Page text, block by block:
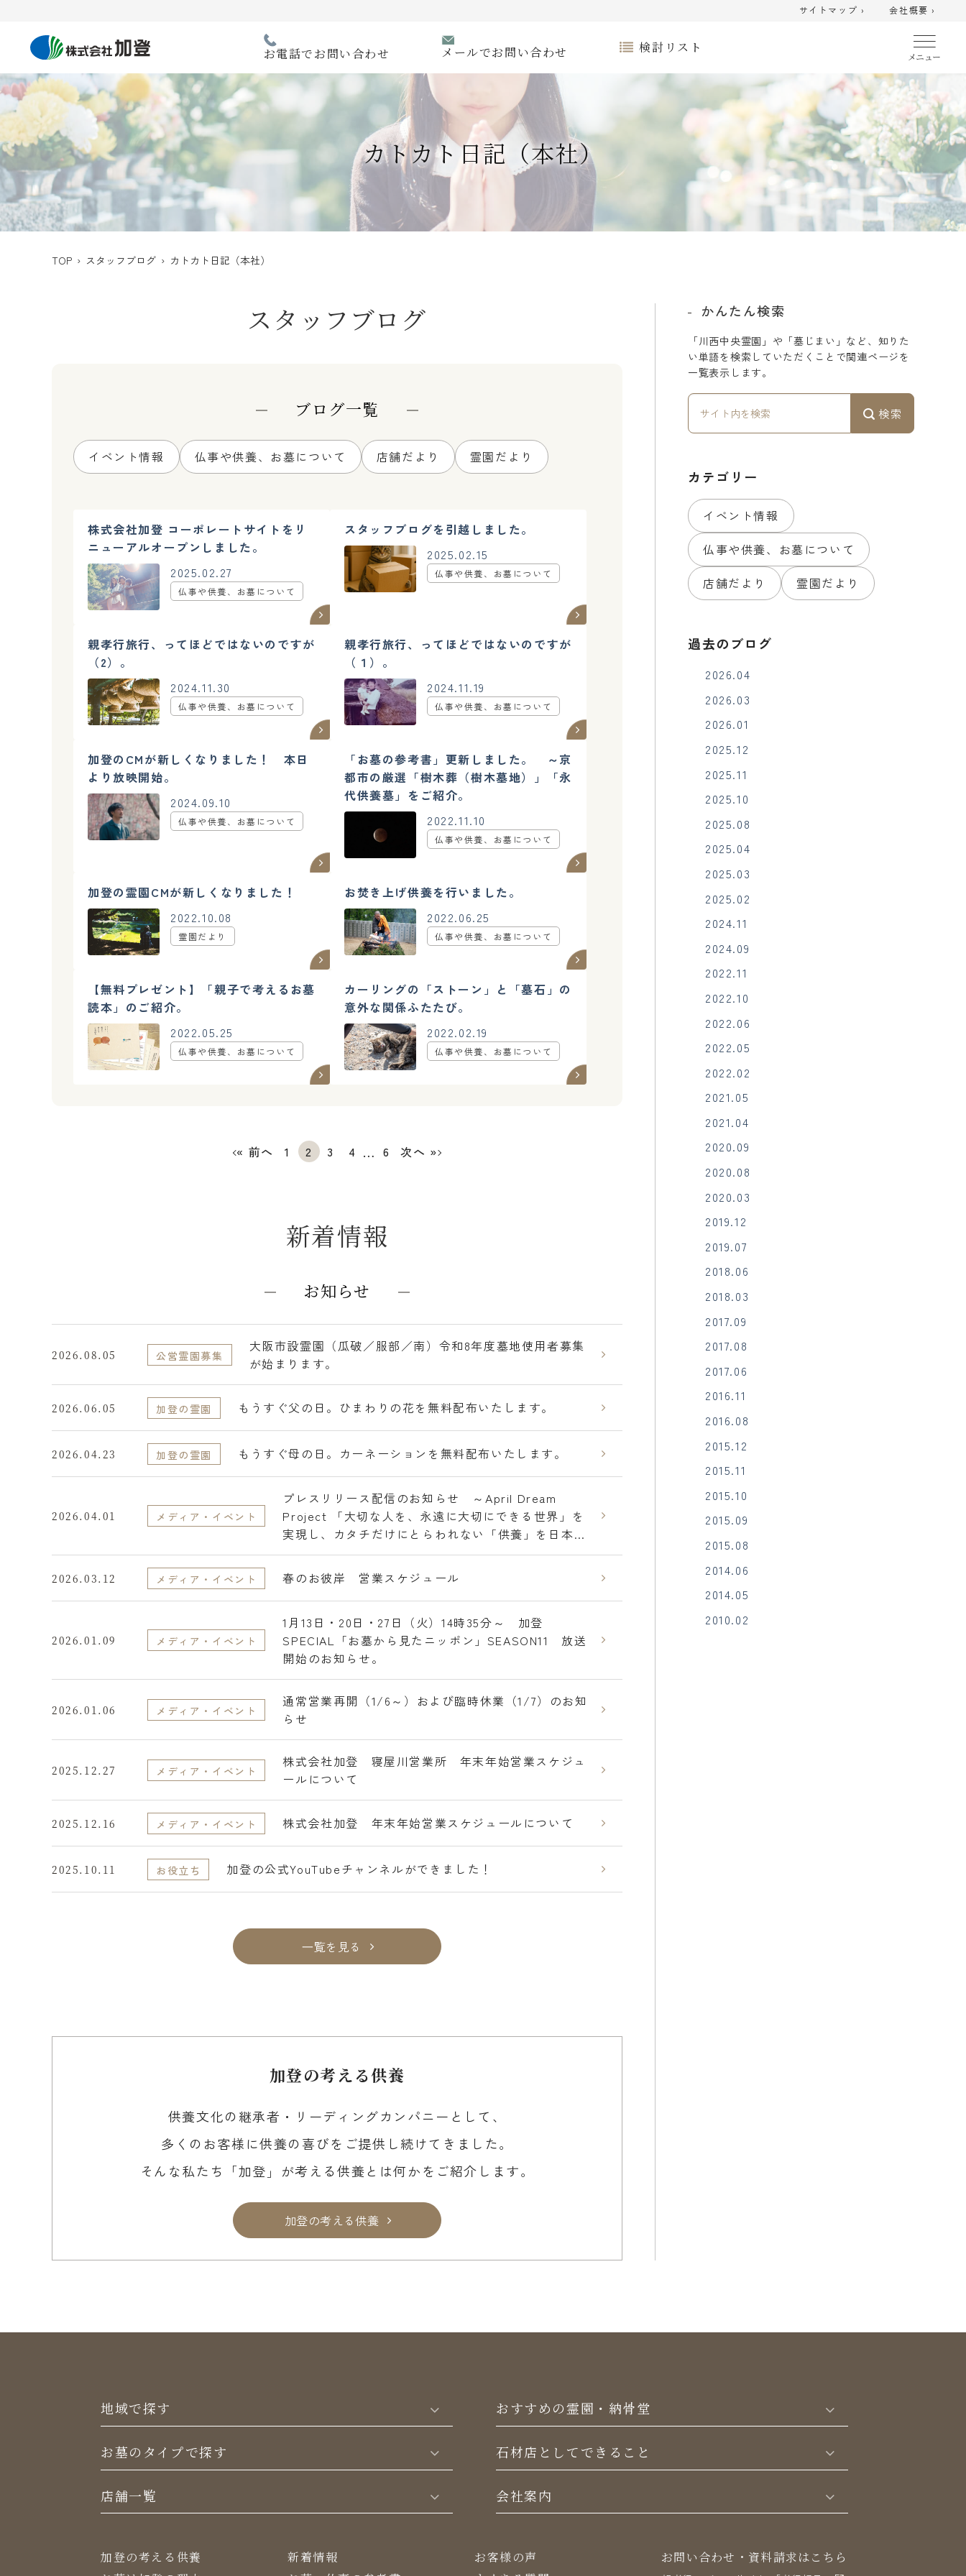
content
サイトマップ › 会社概要 ›
お電話でお問い合わせ メールでお問い合わせ 検討リスト
カトカト日記（本社）
TOP › スタッフブログ › カトカト日記（本社）
スタッフブログ
ブログ一覧
イベント情報 仏事や供養、お墓について 店舗だより 霊園だより
株式会社加登 コーポレートサイトをリ
ニューアルオープンしました。
2025.02.27
仏事や供養、お墓について
スタッフブログを引越しました。
2025.02.15
仏事や供養、お墓について
親孝行旅行、ってほどではないのですが
（2）。
2024.11.30
仏事や供養、お墓について
親孝行旅行、ってほどではないのですが
（１）。
2024.11.19
仏事や供養、お墓について
加登のCMが新しくなりました！ 本日
より放映開始。
2024.09.10
仏事や供養、お墓について
「お墓の参考書」更新しました。 ～京
都市の厳選「樹木葬（樹木墓地）」「永
代供養墓」をご紹介。
2022.11.10
仏事や供養、お墓について
加登の霊園CMが新しくなりました！
2022.10.08
霊園だより
お焚き上げ供養を行いました。
2022.06.25
仏事や供養、お墓について
【無料プレゼント】「親子で考えるお墓
読本」のご紹介。
2022.05.25
仏事や供養、お墓について
カーリングの「ストーン」と「墓石」の
意外な関係ふたたび。
2022.02.19
仏事や供養、お墓について
« 前へ 1 2 3 4 … 6 次へ »
新着情報
お知らせ
2026.08.05 公営霊園募集
大阪市設霊園（瓜破／服部／南）令和8年度墓地使用者募集
が始まります。
2026.06.05 加登の霊園 もうすぐ父の日。ひまわりの花を無料配布いたします。
2026.04.23 加登の霊園 もうすぐ母の日。カーネーションを無料配布いたします。
2026.04.01 メディア・イベント
プレスリリース配信のお知らせ ～April Dream
Project 「大切な人を、永遠に大切にできる世界」を
実現し、カタチだけにとらわれない「供養」を日本中
に広めます。～
2026.03.12 メディア・イベント 春のお彼岸 営業スケジュール
2026.01.09 メディア・イベント
1月13日・20日・27日（火）14時35分～ 加登
SPECIAL「お墓から見たニッポン」SEASON11 放送
開始のお知らせ。
2026.01.06 メディア・イベント
通常営業再開（1/6～）および臨時休業（1/7）のお知
らせ
2025.12.27 メディア・イベント
株式会社加登 寝屋川営業所 年末年始営業スケジュ
ールについて
2025.12.16 メディア・イベント 株式会社加登 年末年始営業スケジュールについて
2025.10.11 お役立ち 加登の公式YouTubeチャンネルができました！
⼀覧を見る
加登の考える供養
供養文化の継承者・リーディングカンパニーとして、
多くのお客様に供養の喜びをご提供し続けてきました。
そんな私たち「加登」が考える供養とは何かをご紹介します。
加登の考える供養
かんたん検索
「川西中央霊園」や「墓じまい」など、知りた
い単語を検索していただくことで関連ページを
一覧表示します。
検索
カテゴリー
イベント情報
仏事や供養、お墓について
店舗だより
霊園だより
過去のブログ
2026.04
2026.03
2026.01
2025.12
2025.11
2025.10
2025.08
2025.04
2025.03
2025.02
2024.11
2024.09
2022.11
2022.10
2022.06
2022.05
2022.02
2021.05
2021.04
2020.09
2020.08
2020.03
2019.12
2019.07
2018.06
2018.03
2017.09
2017.08
2017.06
2016.11
2016.08
2015.12
2015.11
2015.10
2015.09
2015.08
2014.06
2014.05
2010.02
地域で探す
お墓のタイプで探す
店舗一覧
おすすめの霊園・納骨堂
⽯材店としてできること
会社案内
加登の考える供養
新着情報
お客様の声
お問い合わせ・資料請求はこちら